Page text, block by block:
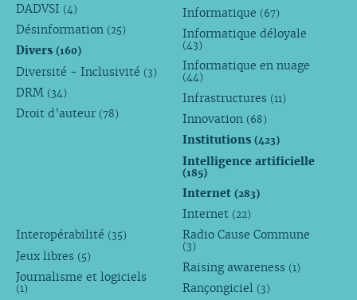
DADVSI (4)
Désinformation (25)
Divers (160)
Diversité - Inclusivité (3)
DRM (34)
Droit d’auteur (78)
Informatique (67)
Informatique déloyale
(43)
Informatique en nuage
(44)
Infrastructures (11)
Innovation (68)
Institutions(423)
Intelligence artificielle
(185)
Internet(283)
Internet (22)
Interopérabilité (35)
Jeux libres (5)
Journalisme et logiciels
(1)
Radio Cause Commune
(3)
Raising awareness (1)
Rançongiciel (3)